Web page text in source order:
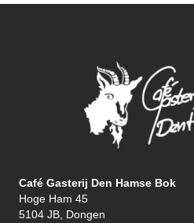
Café Gasterij Den Hamse Bok
Hoge Ham 45
5104 JB, Dongen